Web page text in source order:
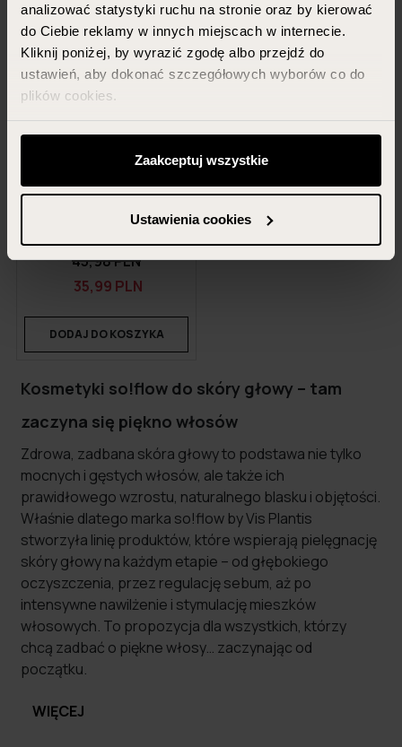
analizować statystyki ruchu na stronie oraz by kierować
do Ciebie reklamy w innych miejscach w internecie.
Kliknij poniżej, by wyrazić zgodę albo przejdź do
ustawień, aby dokonać szczegółowych wyborów co do
plików cookies.
Możesz zawsze zarządzać swoimi zgodami (w tym
odwołać te, których udzieliłeś wcześniej) klikając w
przycisk „Ustawienia cookies” widoczny na samym dole
Więcej informacji znajdziesz w zakładce „Szczegóły”
oraz w naszej polityce prywatności
Zaakceptuj wszystkie
Ustawienia cookies
-22%
promocja
SO!FLOW
świeżość włosów
45,98 PLN
35,99 PLN
DODAJ DO KOSZYKA
Kosmetyki so!flow do skóry głowy – tam
zaczyna się piękno włosów
Zdrowa, zadbana skóra głowy to podstawa nie tylko
mocnych i gęstych włosów, ale także ich
prawidłowego wzrostu, naturalnego blasku i objętości.
Właśnie dlatego marka so!flow by Vis Plantis
stworzyła linię produktów, które wspierają pielęgnację
skóry głowy na każdym etapie – od głębokiego
oczyszczenia, przez regulację sebum, aż po
intensywne nawilżenie i stymulację mieszków
włosowych. To propozycja dla wszystkich, którzy
chcą zadbać o piękne włosy… zaczynając od
początku.
WIĘCEJ